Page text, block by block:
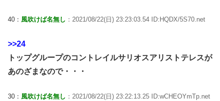
40： 風吹けば名無し ：2021/08/22(日) 23:23:03.54 ID:HQDX/5S70.net
>>24
トップグループのコントレイルサリオスアリストテレスが
あのざまなので・・・
30： 風吹けば名無し ：2021/08/22(日) 23:22:13.25 ID:wCHEOYmTp.net